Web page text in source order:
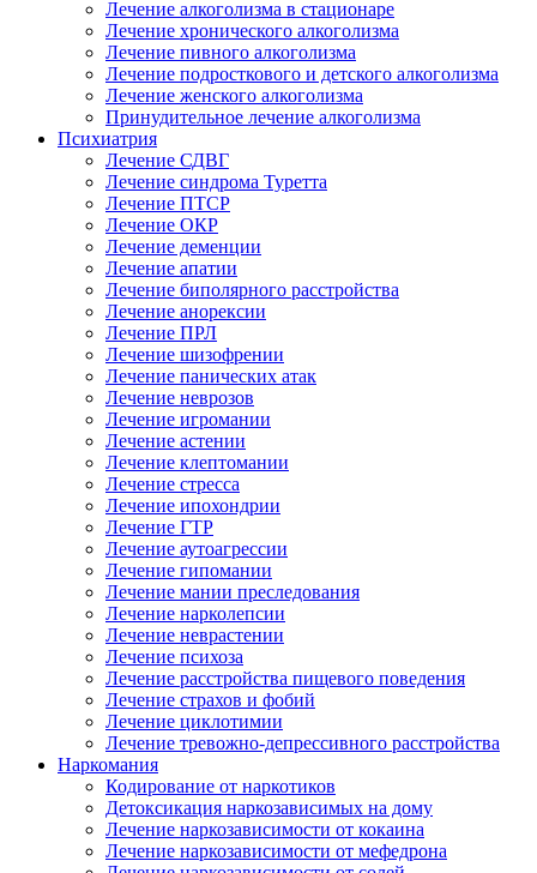
Лечение алкоголизма в стационаре
Лечение хронического алкоголизма
Лечение пивного алкоголизма
Лечение подросткового и детского алкоголизма
Лечение женского алкоголизма
Принудительное лечение алкоголизма
Психиатрия
Лечение СДВГ
Лечение синдрома Туретта
Лечение ПТСР
Лечение ОКР
Лечение деменции
Лечение апатии
Лечение биполярного расстройства
Лечение анорексии
Лечение ПРЛ
Лечение шизофрении
Лечение панических атак
Лечение неврозов
Лечение игромании
Лечение астении
Лечение клептомании
Лечение стресса
Лечение ипохондрии
Лечение ГТР
Лечение аутоагрессии
Лечение гипомании
Лечение мании преследования
Лечение нарколепсии
Лечение неврастении
Лечение психоза
Лечение расстройства пищевого поведения
Лечение страхов и фобий
Лечение циклотимии
Лечение тревожно-депрессивного расстройства
Наркомания
Кодирование от наркотиков
Детоксикация наркозависимых на дому
Лечение наркозависимости от кокаина
Лечение наркозависимости от мефедрона